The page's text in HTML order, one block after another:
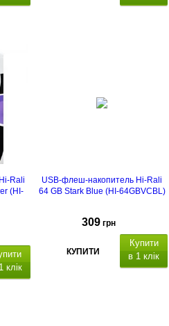
Rali
(HI-
клік
USB-флеш-накопитель Hi-Rali
64 GB Stark Blue (HI-64GBVCBL)
309 грн
КУПИТИ
Купити
в 1 клік